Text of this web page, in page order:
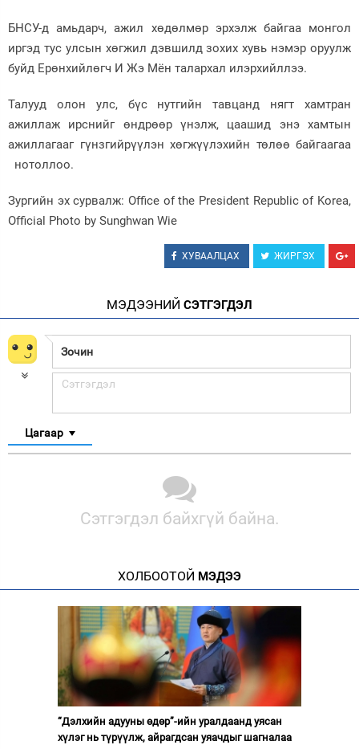
БНСУ-д амьдарч, ажил хөдөлмөр эрхэлж байгаа монгол
иргэд тус улсын хөгжил дэвшилд зохих хувь нэмэр оруулж
буйд Ерөнхийлөгч И Жэ Мён талархал илэрхийллээ.
Талууд олон улс, бүс нутгийн тавцанд нягт хамтран
ажиллаж ирснийг өндрөөр үнэлж, цаашид энэ хамтын
ажиллагааг гүнзгийрүүлэн хөгжүүлэхийн төлөө байгаагаа
нотоллоо.
Зургийн эх сурвалж: Office of the President Republic of Korea,
Official Photo by Sunghwan Wie
ХУВААЛЦАХ ЖИРГЭХ
МЭДЭЭНИЙ СЭТГЭГДЭЛ
Цагаар
Сэтгэгдэл байхгүй байна.
ХОЛБООТОЙ МЭДЭЭ
“Дэлхийн адууны өдөр”-ийн уралдаанд уясан
хүлэг нь түрүүлж, айрагдсан уяачдыг шагналаа